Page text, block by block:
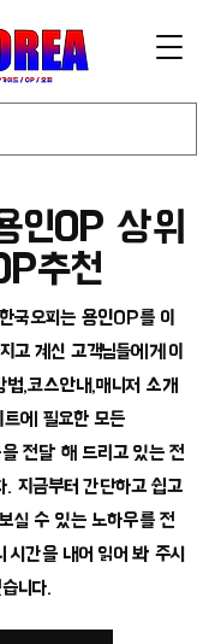
인OP 상위
추천
국오피는 용인OP를 이
고 계신 고객님들에게 이
,코스안내,매니저 소개
에 필요한 모든
전달 해 드리고 있는 전
. 지금부터 간단하고 쉽고
실 수 있는 노하우를 전
시간을 내어 읽어 봐 주시
니다.